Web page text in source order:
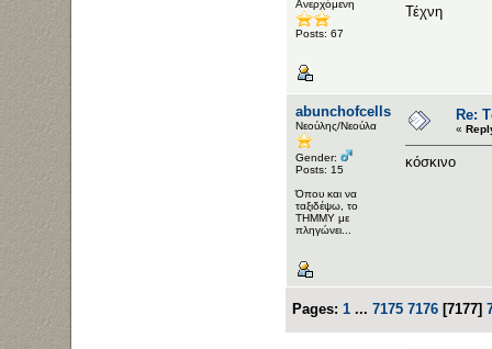
Ανερχόμενη
Posts: 67
Τέχνη
abunchofcells
Νεούλης/Νεούλα
Gender:
Posts: 15
Όπου και να
ταξιδέψω, το
ΤΗΜΜΥ με
πληγώνει...
Re:
«
κόσκινο
Pages: 1 ... 7175 7176 [7177]